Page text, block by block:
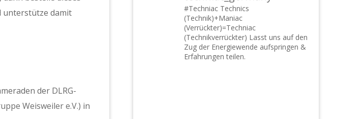
unterstütze damit
der DLRG-
Weisweiler e.V.) in
#TechniacTechnics
(Technik)+Maniac
(Verrückter)=Techniac
(Technikverrückter) Lasst uns auf den
Zug der Energiewende aufspringen &
Erfahrungen teilen.